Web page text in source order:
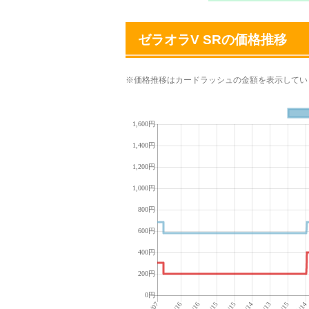
ゼラオラV SRの価格推移
※価格推移はカードラッシュの金額を表示して